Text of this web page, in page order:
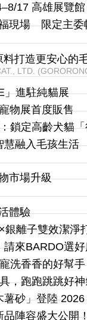
17 高雄展覽
現場 限定主委
打造更安心的
LTD.
」進駐純貓展
物展首度販售
鎖定高齡犬貓
融入毛孩生活
市場升級
體驗
離子雙效潔淨
請來BARDO選
洗香香的好幫手
，跑跑跳跳好
砂」登陸
品陣容盛大公開